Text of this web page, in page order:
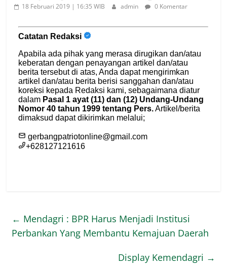
18 Februari 2019 | 16:35 WIB admin 0 Komentar
← Mendagri : BPR Harus Menjadi Institusi
Perbankan Yang Membantu Kemajuan Daerah
Display Kemendagri →